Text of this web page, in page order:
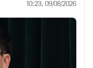
10:23, 09/08/2026